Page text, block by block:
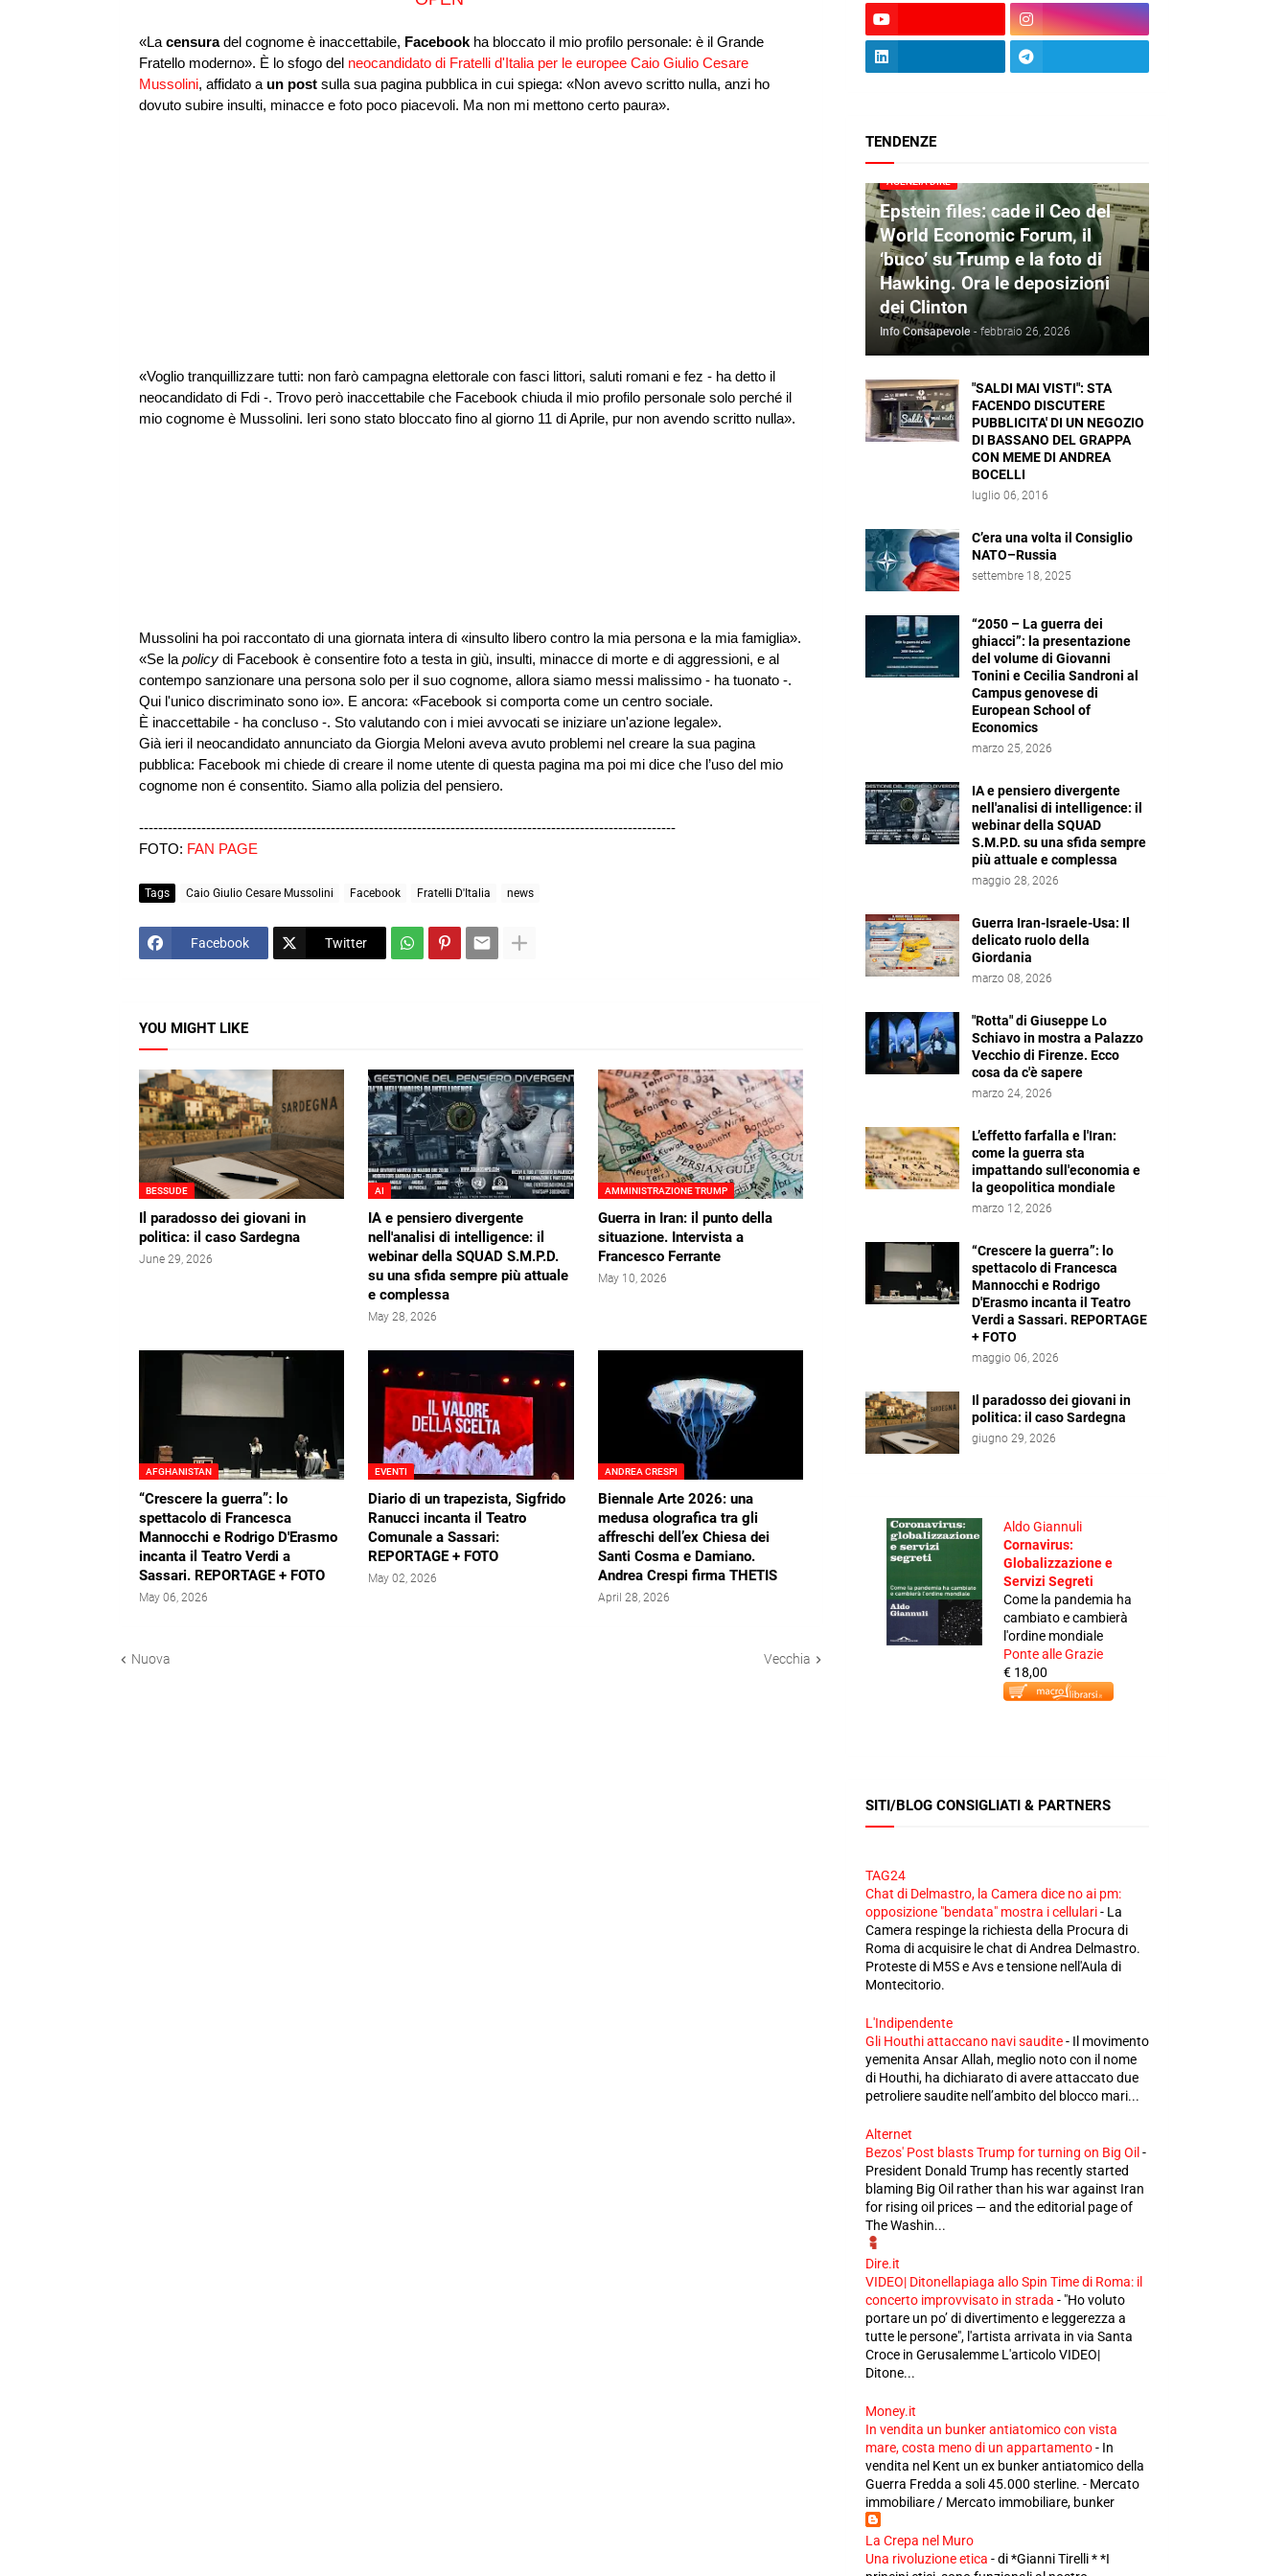
«La censuradel cognome è inaccettabile, Facebook ha bloccato il mio profilo personale: è il Grande
Fratello moderno». È lo sfogo del neocandidato di Fratelli d'Italia per le europee Caio Giulio Cesare
Mussolini, affidato a un post sulla sua pagina pubblica in cui spiega: «Non avevo scritto nulla, anzi ho
dovuto subire insulti, minacce e foto poco piacevoli. Ma non mi mettono certo paura».
«Voglio tranquillizzare tutti: non farò campagna elettorale con fasci littori, saluti romani e fez - ha detto il
neocandidato di Fdi -. Trovo però inaccettabile che Facebook chiuda il mio profilo personale solo perché il
mio cognome è Mussolini. Ieri sono stato bloccato fino al giorno 11 di Aprile, pur non avendo scritto nulla».
Mussolini ha poi raccontato di una giornata intera di «insulto libero contro la mia persona e la mia famiglia».
«Se la policy di Facebook è consentire foto a testa in giù, insulti, minacce di morte e di aggressioni, e al
contempo sanzionare una persona solo per il suo cognome, allora siamo messi malissimo - ha tuonato -.
Qui l'unico discriminato sono io». E ancora: «Facebook si comporta come un centro sociale.
È inaccettabile - ha concluso -. Sto valutando con i miei avvocati se iniziare un'azione legale».
Già ieri il neocandidato annunciato da Giorgia Meloni aveva avuto problemi nel creare la sua pagina
pubblica: Facebook mi chiede di creare il nome utente di questa pagina ma poi mi dice che l’uso del mio
cognome non é consentito. Siamo alla polizia del pensiero.
----------------------------------------------------------------------------------------------------------------
FOTO: FAN PAGE
Tags Caio Giulio Cesare Mussolini Facebook Fratelli D'Italia news
Facebook Twitter
YOU MIGHT LIKE
BESSUDE
Il paradosso dei giovani in
politica: il caso Sardegna
June 29, 2026
AI
IA e pensiero divergente
nell'analisi di intelligence: il
webinar della SQUAD S.M.P.D.
su una sfida sempre più attuale
e complessa
May 28, 2026
AMMINISTRAZIONE TRUMP
Guerra in Iran: il punto della
situazione. Intervista a
Francesco Ferrante
May 10, 2026
AFGHANISTAN
“Crescere la guerra”: lo
spettacolo di Francesca
Mannocchi e Rodrigo D'Erasmo
incanta il Teatro Verdi a
Sassari. REPORTAGE + FOTO
May 06, 2026
EVENTI
Diario di un trapezista, Sigfrido
Ranucci incanta il Teatro
Comunale a Sassari:
REPORTAGE + FOTO
May 02, 2026
ANDREA CRESPI
Biennale Arte 2026: una
medusa olografica tra gli
affreschi dell’ex Chiesa dei
Santi Cosma e Damiano.
Andrea Crespi firma THETIS
April 28, 2026
Nuova Vecchia
TENDENZE
AGENZIA DIRE
Epstein files: cade il Ceo del
World Economic Forum, il
‘buco’ su Trump e la foto di
Hawking. Ora le deposizioni
dei Clinton
Info Consapevole - febbraio 26, 2026
"SALDI MAI VISTI": STA
FACENDO DISCUTERE
PUBBLICITA' DI UN NEGOZIO
DI BASSANO DEL GRAPPA
CON MEME DI ANDREA
BOCELLI
luglio 06, 2016
C’era una volta il Consiglio
NATO–Russia
settembre 18, 2025
“2050 – La guerra dei
ghiacci”: la presentazione
del volume di Giovanni
Tonini e Cecilia Sandroni al
Campus genovese di
European School of
Economics
marzo 25, 2026
IA e pensiero divergente
nell'analisi di intelligence: il
webinar della SQUAD
S.M.P.D. su una sfida sempre
più attuale e complessa
maggio 28, 2026
Guerra Iran-Israele-Usa: Il
delicato ruolo della
Giordania
marzo 08, 2026
"Rotta" di Giuseppe Lo
Schiavo in mostra a Palazzo
Vecchio di Firenze. Ecco
cosa da c'è sapere
marzo 24, 2026
L’effetto farfalla e l'Iran:
come la guerra sta
impattando sull'economia e
la geopolitica mondiale
marzo 12, 2026
“Crescere la guerra”: lo
spettacolo di Francesca
Mannocchi e Rodrigo
D'Erasmo incanta il Teatro
Verdi a Sassari. REPORTAGE
+ FOTO
maggio 06, 2026
Il paradosso dei giovani in
politica: il caso Sardegna
giugno 29, 2026
Aldo Giannuli
Cornavirus:
Globalizzazione e
Servizi Segreti
Come la pandemia ha
cambiato e cambierà
l'ordine mondiale
Ponte alle Grazie
€ 18,00
SITI/BLOG CONSIGLIATI & PARTNERS
TAG24
Chat di Delmastro, la Camera dice no ai pm:
opposizione "bendata" mostra i cellulari- La
Camera respinge la richiesta della Procura di
Roma di acquisire le chat di Andrea Delmastro.
Proteste di M5S e Avs e tensione nell'Aula di
Montecitorio.
L'Indipendente
Gli Houthi attaccano navi saudite- Il movimento
yemenita Ansar Allah, meglio noto con il nome
di Houthi, ha dichiarato di avere attaccato due
petroliere saudite nell’ambito del blocco mari...
Alternet
Bezos' Post blasts Trump for turning on Big Oil -
President Donald Trump has recently started
blaming Big Oil rather than his war against Iran
for rising oil prices — and the editorial page of
The Washin...
Dire.it
VIDEO| Ditonellapiaga allo Spin Time di Roma: il
concerto improvvisato in strada - "Ho voluto
portare un po’ di divertimento e leggerezza a
tutte le persone", l'artista arrivata in via Santa
Croce in Gerusalemme L'articolo VIDEO|
Ditone...
Money.it
In vendita un bunker antiatomico con vista
mare, costa meno di un appartamento- In
vendita nel Kent un ex bunker antiatomico della
Guerra Fredda a soli 45.000 sterline. - Mercato
immobiliare / Mercato immobiliare, bunker
La Crepa nel Muro
Una rivoluzione etica -di *Gianni Tirelli * *I